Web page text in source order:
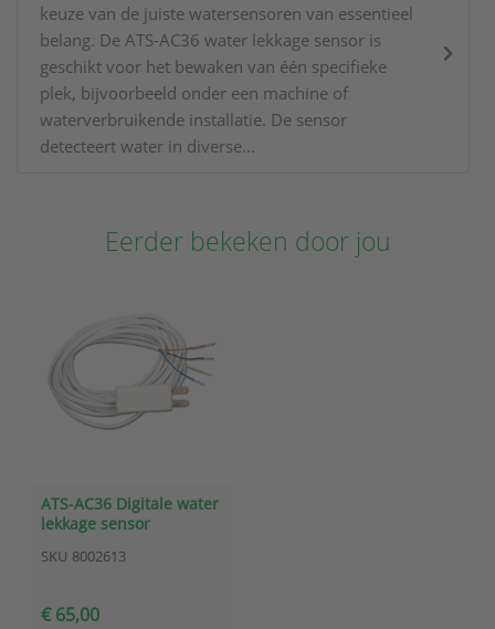
keuze van de juiste watersensoren van essentieel
belang. De ATS-AC36 water lekkage sensor is
geschikt voor het bewaken van één specifieke
plek, bijvoorbeeld onder een machine of
waterverbruikende installatie. De sensor
detecteert water in diverse...
Eerder bekeken door jou
ATS-AC36 Digitale water
lekkage sensor
SKU 8002613
€ 65,00